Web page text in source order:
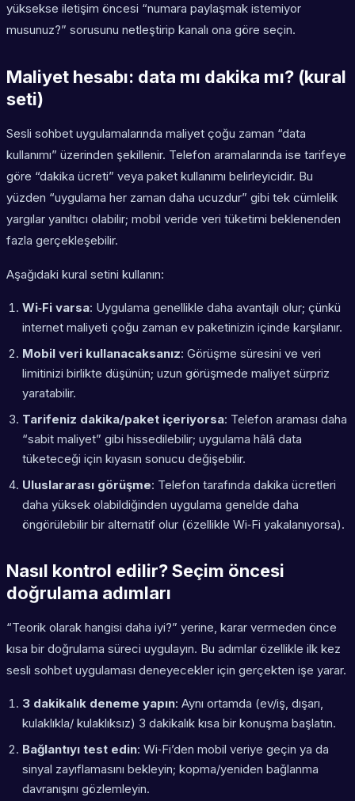
yüksekse iletişim öncesi “numara paylaşmak istemiyor
musunuz?” sorusunu netleştirip kanalı ona göre seçin.
Maliyet hesabı: data mı dakika mı? (kural
seti)
Sesli sohbet uygulamalarında maliyet çoğu zaman “data
kullanımı” üzerinden şekillenir. Telefon aramalarında ise tarifeye
göre “dakika ücreti” veya paket kullanımı belirleyicidir. Bu
yüzden “uygulama her zaman daha ucuzdur” gibi tek cümlelik
yargılar yanıltıcı olabilir; mobil veride veri tüketimi beklenenden
fazla gerçekleşebilir.
Aşağıdaki kural setini kullanın:
Wi‑Fi varsa: Uygulama genellikle daha avantajlı olur; çünkü
internet maliyeti çoğu zaman ev paketinizin içinde karşılanır.
Mobil veri kullanacaksanız: Görüşme süresini ve veri
limitinizi birlikte düşünün; uzun görüşmede maliyet sürpriz
yaratabilir.
Tarifeniz dakika/paket içeriyorsa: Telefon araması daha
“sabit maliyet” gibi hissedilebilir; uygulama hâlâ data
tüketeceği için kıyasın sonucu değişebilir.
Uluslararası görüşme: Telefon tarafında dakika ücretleri
daha yüksek olabildiğinden uygulama genelde daha
öngörülebilir bir alternatif olur (özellikle Wi‑Fi yakalanıyorsa).
Nasıl kontrol edilir? Seçim öncesi
doğrulama adımları
“Teorik olarak hangisi daha iyi?” yerine, karar vermeden önce
kısa bir doğrulama süreci uygulayın. Bu adımlar özellikle ilk kez
sesli sohbet uygulaması deneyecekler için gerçekten işe yarar.
3 dakikalık deneme yapın: Aynı ortamda (ev/iş, dışarı,
kulaklıkla/ kulaklıksız) 3 dakikalık kısa bir konuşma başlatın.
Bağlantıyı test edin: Wi‑Fi’den mobil veriye geçin ya da
sinyal zayıflamasını bekleyin; kopma/yeniden bağlanma
davranışını gözlemleyin.